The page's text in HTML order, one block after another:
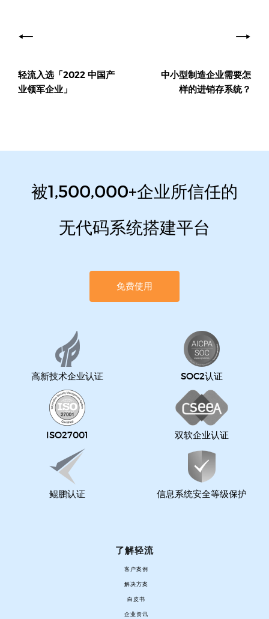
章
导
航轻流入选「2022 中国产
业领军企业」
中小型制造企业需要怎
样的进销存系统？
被1,500,000+企业所信任的
无代码系统搭建平台
免费使用
高新技术企业认证 SOC2认证
ISO27001 双软企业认证
鲲鹏认证 信息系统安全等级保护
了解轻流
客户案例
解决方案
白皮书
企业资讯